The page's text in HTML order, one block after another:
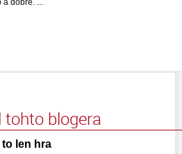
a dobre. ...
tohto blogera
to len hra